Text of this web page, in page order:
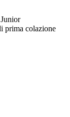
prima colazione